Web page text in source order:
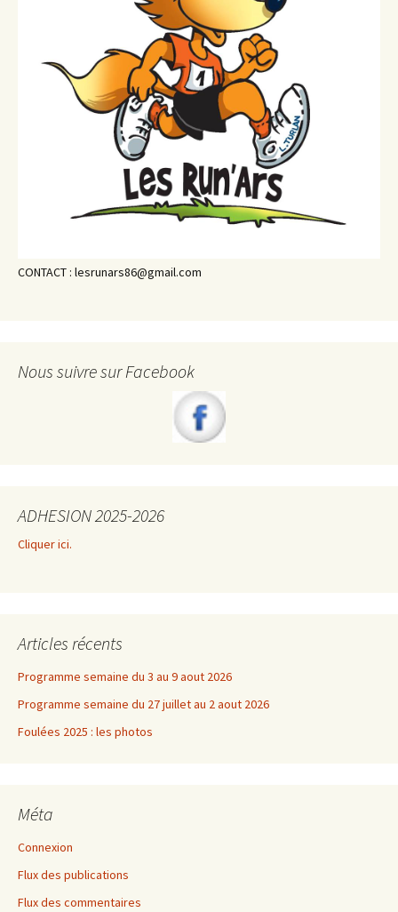
CONTACT : lesrunars86@gmail.com
Nous suivre sur Facebook
ADHESION 2025-2026
Cliquer ici.
Articles récents
Programme semaine du 3 au 9 aout 2026
Programme semaine du 27 juillet au 2 aout 2026
Foulées 2025 : les photos
Méta
Connexion
Flux des publications
Flux des commentaires